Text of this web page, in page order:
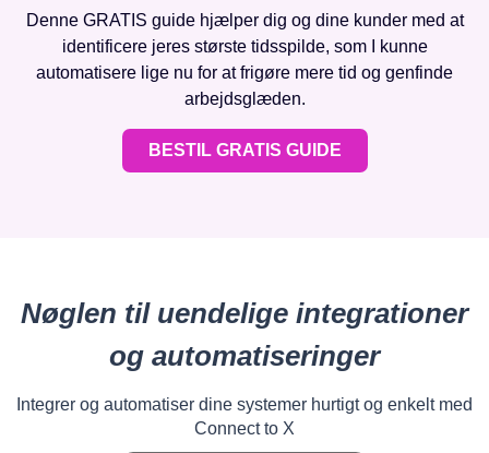
Denne GRATIS guide hjælper dig og dine kunder med at
identificere jeres største tidsspilde, som I kunne
automatisere lige nu for at frigøre mere tid og genfinde
arbejdsglæden.
BESTIL GRATIS GUIDE
Nøglen til uendelige integrationer
og automatiseringer
Integrer og automatiser dine systemer hurtigt og enkelt med
Connect to X